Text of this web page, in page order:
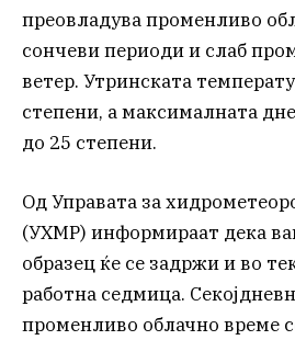
преовладува променливо
сончеви периоди и слаб
ветер. Утринската
степени, а максималната
до 25 степени.
Од Управата за
(УХМР) информираат дека
образец ќе се задржи и во
работна седмица.
променливо облачно време